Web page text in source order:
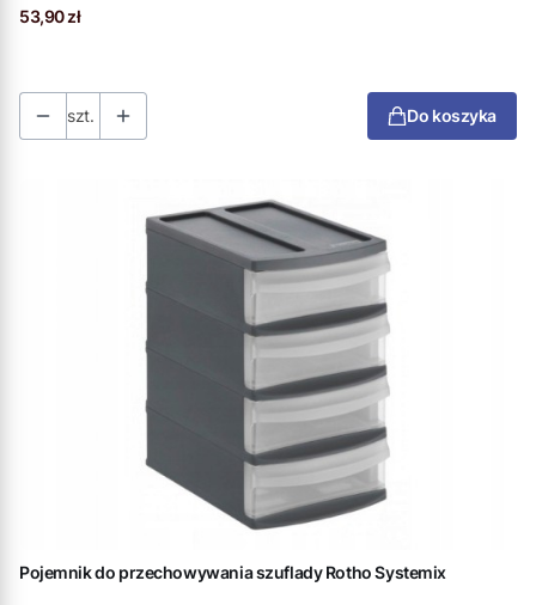
Cena
53,90 zł
szt. Do koszyka
Pojemnik do przechowywania szuflady Rotho Systemix